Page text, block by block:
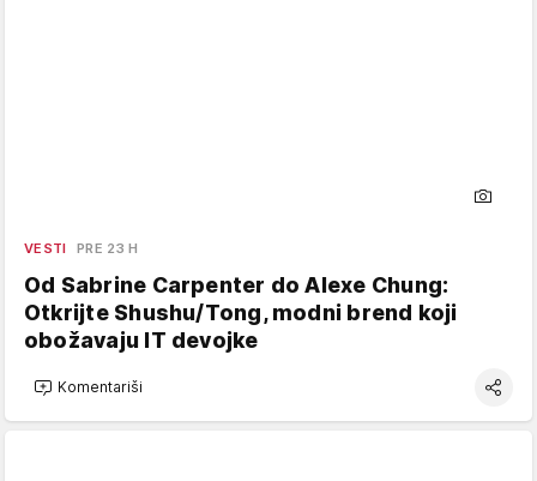
VESTI PRE 23 H
Od Sabrine Carpenter do Alexe Chung:
Otkrijte Shushu/Tong, modni brend koji
obožavaju IT devojke
Komentariši